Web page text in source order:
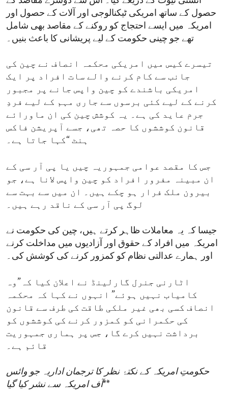
حصول کے ساتھ امریکی ٹیکنالوجی اور آلات کے حصول اور
امریکہ میں ایسے احتجاج کو روکنے کے مقاصد بھی شامل
تھے جو چینی حکومت کے لیے پریشانی کا باعث بنیں۔
تیسرے کیس میں امریکی محکمہ انصاف نے چین کی
جانب سے کام کرنے والے سات افراد پر ایک
امریکی باشندے کو چین واپس جانے پر مجبور
کرنے کے لیے کئی برسوں سے جاری مہم کے لیے فردِ
جرم عاید کی ہے۔ یہ کوشش چین کی ان ماورائے
قانون کوششوں کا حصہ تھی، جسے آپریشن فاکس
ہنٹ “کہا جاتا ہے۔
جس کا مقصد عوامی جمہوریہ چیں یا پی آر سی کے
ان مبینہ مفرور افراد کو چین واپس لانا ہے، جو
بیرون ملک فرار ہو چکے ہیں۔ ان میں سے بہت سے
لوگ پی آر سی کے ناقد رہے ہیں۔
جیسا کہ یہ معاملات ظاہر کرتے ہیں، چین کی حکومت نے
امریکہ میں افراد کے حقوق اور آزادیوں میں مداخلت کرنے
اور ہمارے عدالتی نظام کو کمزور کرنے کی کوشش کی۔
اٹارنی جنرل گارلینڈ نے اعلان کیا کہ”وہ
کامیاب نہیں ہوئے” انہوں نے کہا کہ محکمہ
انصاف کسی بھی غیر ملکی طاقت کی طرف سے قانون
کی حکمرانی کو کمزور کرنے کی کوششوں کو
برداشت نہیں کرے گا، جس پر ہماری جمہوریت
قائم ہے۔
حکومتِ امریکہ کے نکتۂ نظر کا ترجمان اداریہ جو وائس
آف امریکہ سے نشر کیا گیا**